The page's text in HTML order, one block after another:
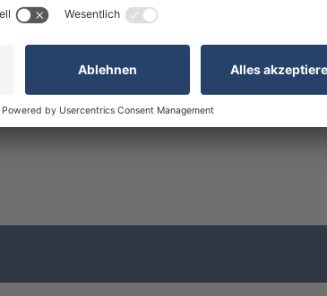
gibt
die
welches